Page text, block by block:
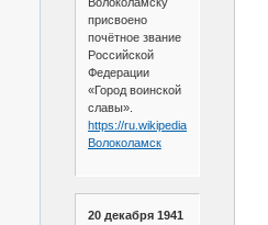
присвоено
почётное звание
Российской
Федерации
«Город воинской
славы».
https://ru.wikipedia.org/wiki/
Волоколамск
20 декабря 1941